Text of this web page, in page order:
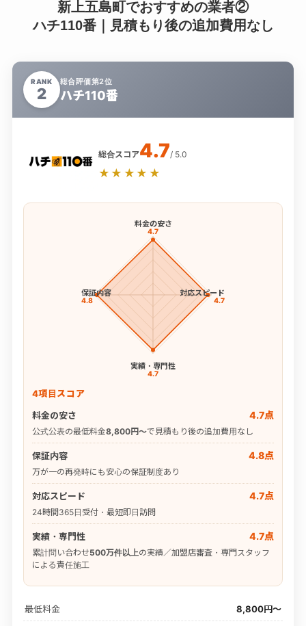
新上五島町でおすすめの業者②
ハチ110番｜見積もり後の追加費用なし
RANK
2
総合評価第2位
ハチ110番
総合スコア4.7/ 5.0
★★★★★
料金の安さ
4.7
対応スピード
4.7
実績・専門性
4.7
保証内容
4.8
4項目スコア
料金の安さ
4.7点
公式公表の最低料金8,800円〜で見積もり後の追加費用なし
保証内容 4.8点
万が一の再発時にも安心の保証制度あり
対応スピード 4.7点
24時間365日受付・最短即日訪問
実績・専門性 4.7点
累計問い合わせ500万件以上の実績／加盟店審査・専門スタッフ
による責任施工
最低料金 8,800円〜